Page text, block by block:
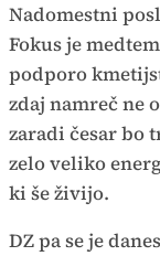
Nadomestni
Fokus je
podporo
zdaj namreč ne
zaradi česar bo
zelo veliko
ki še živijo.
DZ pa se je